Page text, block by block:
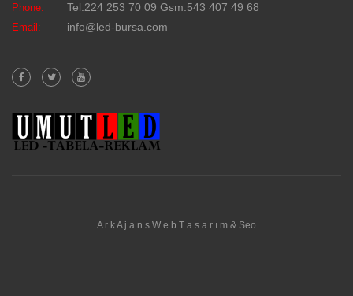
Phone: Tel:224 253 70 09 Gsm:543 407 49 68
Email: info@led-bursa.com
A r kA j a n s W e b T a s a r ı m & Seo